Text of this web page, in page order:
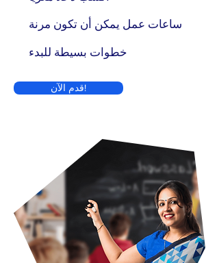
ساعات عمل يمكن أن تكون مرنة
خطوات بسيطة للبدء
قدم الآن!